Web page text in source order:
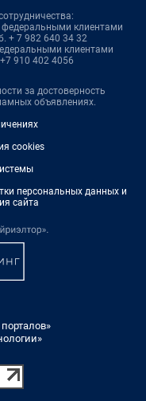
клиентами
+ 7 982 640 34 32
клиентами
910 402 4056
за достоверность
объявлениях.
cookies
персональных данных и
сайта